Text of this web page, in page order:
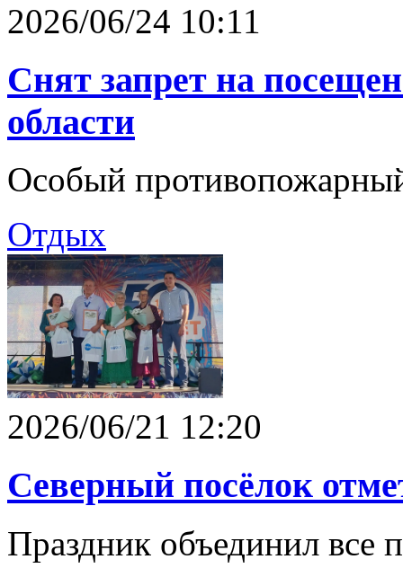
2026/06/24 10:11
Снят запрет на
области
Особый
Отдых
2026/06/21 12:20
Северный посёлок
Праздник объединил все